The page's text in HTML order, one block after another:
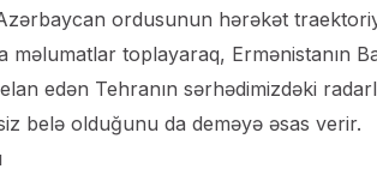
Azərbaycan ordusunun hərəkət
məlumatlar toplayaraq, Ermənistanın
elan edən Tehranın sərhədimizdəki
belə olduğunu da deməyə əsas verir.